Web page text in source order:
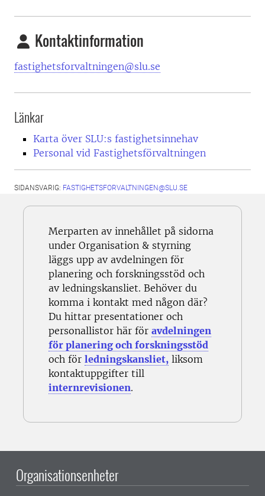
Kontaktinformation
fastighetsforvaltningen@slu.se
Länkar
Karta över SLU:s fastighetsinnehav
Personal vid Fastighetsförvaltningen
SIDANSVARIG: FASTIGHETSFORVALTNINGEN@SLU.SE
Merparten av innehållet på sidorna
under Organisation & styrning
läggs upp av avdelningen för
planering och forskningsstöd och
av ledningskansliet. Behöver du
komma i kontakt med någon där?
Du hittar presentationer och
personallistor här för avdelningen
för planering och forskningsstöd
och för ledningskansliet, liksom
kontaktuppgifter till
internrevisionen.
Organisationsenheter